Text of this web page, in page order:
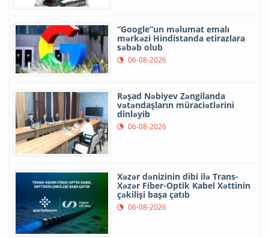
“Google”un məlumat emalı
mərkəzi Hindistanda etirazlara
səbəb olub
06-08-2026
Rəşad Nəbiyev Zəngilanda
vətəndaşların müraciətlərini
dinləyib
06-08-2026
Xəzər dənizinin dibi ilə Trans-
Xəzər Fiber-Optik Kabel Xəttinin
çəkilişi başa çatıb
06-08-2026